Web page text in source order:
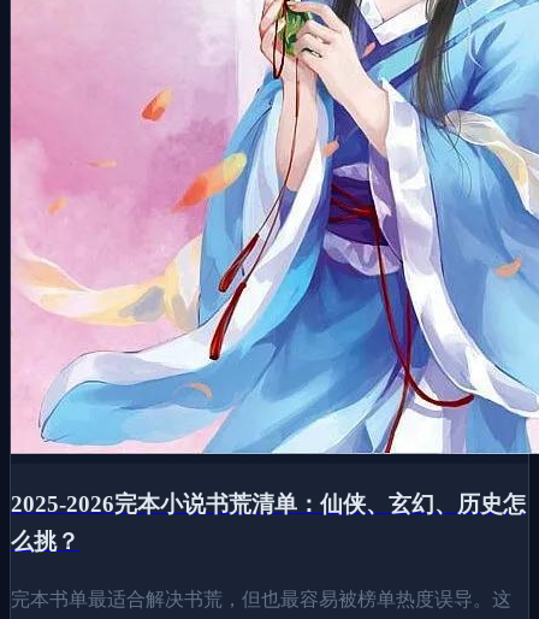
2025-2026完本小说书荒清单：仙侠、玄幻、历史怎
么挑？
完本书单最适合解决书荒，但也最容易被榜单热度误导。这